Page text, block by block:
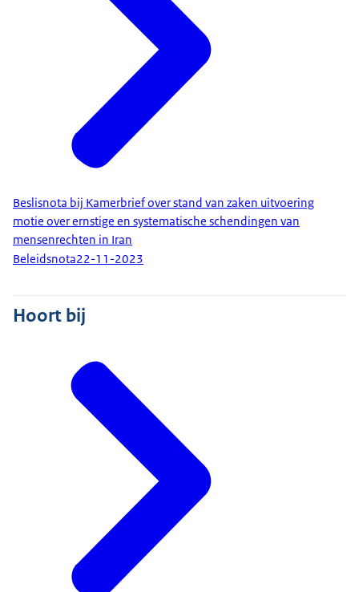
Beslisnota bij Kamerbrief over stand van zaken uitvoering
motie over ernstige en systematische schendingen van
mensenrechten in Iran
Beleidsnota22-11-2023
Hoort bij